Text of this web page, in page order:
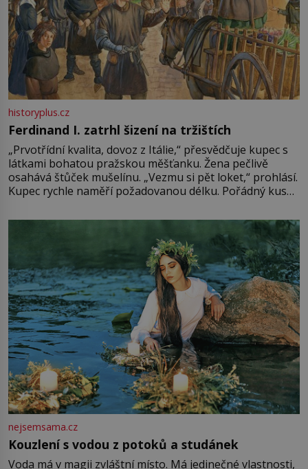
historyplus.cz
Ferdinand I. zatrhl šizení na tržištích
„Prvotřídní kvalita, dovoz z Itálie,“ přesvědčuje kupec s
látkami bohatou pražskou měšťanku. Žena pečlivě
osahává štůček mušelínu. „Vezmu si pět loket,“ prohlásí.
Kupec rychle naměří požadovanou délku. Pořádný kus
milostpaní. Stačí jenom na sukni,“ zhodnotí švadlena
množství růžového mušelínu. „Ošidili vás, podívejte.“
nejsemsama.cz
Kouzlení s vodou z potoků a studánek
Voda má v magii zvláštní místo. Má jedinečné vlastnosti,